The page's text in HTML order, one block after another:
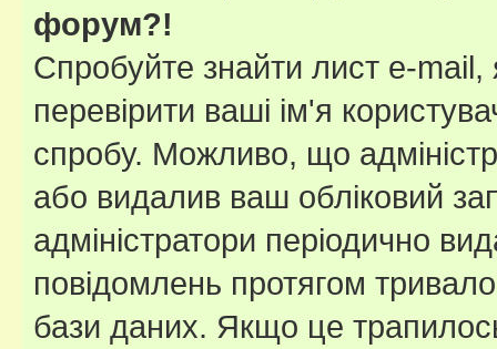
форум?!
Спробуйте знайти лист e-mail,
перевірити ваші ім'я
спробу. Можливо, що
або видалив ваш обліковий
адміністратори періодично
повідомлень протягом
бази даних. Якщо це